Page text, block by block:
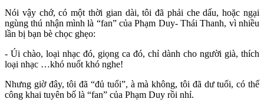
Nói vậy chớ, có một thời gian dài, tôi đã phải che dấu, hoặc ngại
ngùng thú nhận mình là “fan” của Phạm Duy- Thái Thanh, vì nhiều
lần bị bạn bè chọc ghẹo:
- Úi chào, loại nhạc đó, giọng ca đó, chỉ dành cho người già, thích
loại nhạc …khó nuốt khó nghe!
Nhưng giờ đây, tôi đã “đủ tuổi”, à mà không, tôi đã dư tuổi, có thể
công khai tuyên bố là “fan” của Phạm Duy rồi nhỉ.